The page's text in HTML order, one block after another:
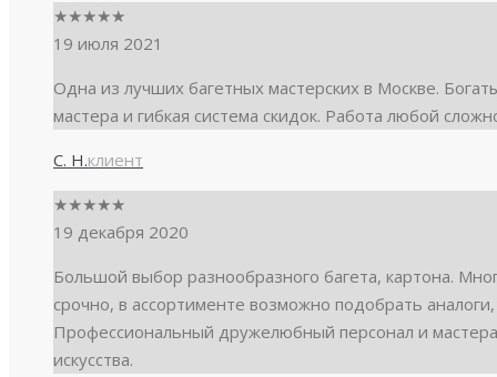
★★★★★
19 июля 2021
Одна из лучших багетных мастерских в Москве.
мастера и гибкая система скидок. Работа любой
С. Н.клиент
★★★★★
19 декабря 2020
Большой выбор разнообразного багета, картона.
срочно, в ассортименте возможно подобрать
Профессиональный дружелюбный персонал и
искусства.